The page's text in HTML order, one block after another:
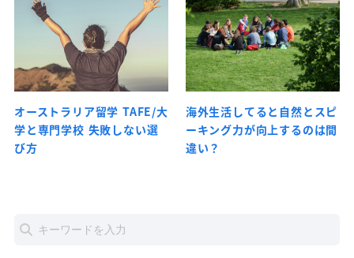
オーストラリア留学 TAFE/大
学と専門学校 失敗しない選
び方
海外生活してると自然とスピ
ーキング力が向上するのは間
違い？